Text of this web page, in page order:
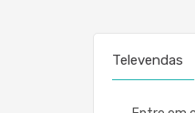
Televendas